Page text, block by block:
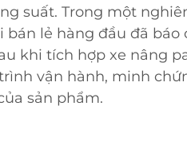
suất. Trong một
lẻ hàng đầu đã báo
khi tích hợp xe nâng
vận hành, minh
sản phẩm.